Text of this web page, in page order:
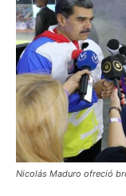
Nicolás Maduro ofreció